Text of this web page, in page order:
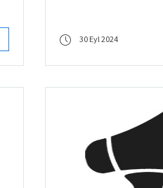
30 Eyl 2024